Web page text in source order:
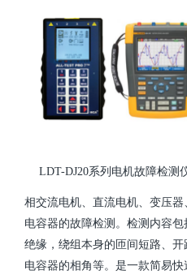
LDT-DJ20系列电机故障检测
相交流电机、直流电机、变压
电容器的故障检测。检测内容
绝缘，绕组本身的匝间短路、开
电容器的相角等。是一款简易